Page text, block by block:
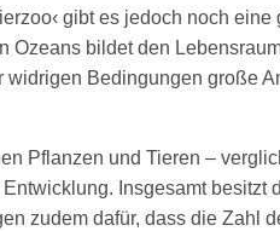
gibt es jedoch noch
bildet den
Bedingungen große
Pflanzen und Tieren –
Insgesamt besitzt
zudem dafür, dass die Zahl